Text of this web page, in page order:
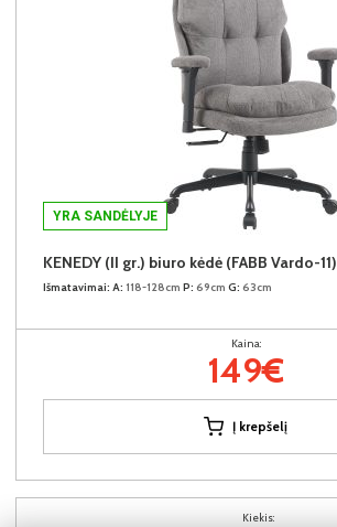
Kiekis:
YRA SANDĖLYJE
KENEDY (II gr.) biuro kėdė (FABB Vardo-11)
Išmatavimai: A: 118-128cm P: 69cm G: 63cm
Kaina:
149€
Į krepšelį